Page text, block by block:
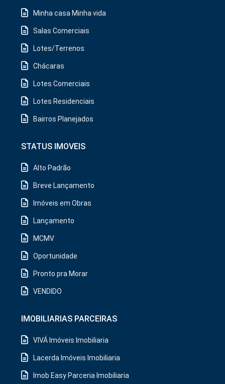
Minha casa Minha vida
Salas Comerciais
Lotes/Terrenos
Chácaras
Lotes Comerciais
Lotes Residenciais
Bairros Planejados
STATUS IMOVEIS
Alto Padrão
Breve Lançamento
Imóveis em Obras
Lançamento
MCMV
Oportunidade
Pronto pra Morar
VENDIDO
IMOBILIARIAS PARCEIRAS
VIVÁ Imóveis Imobiliaria
Lacerda Imóveis Imobiliaria
Imob Easy Parceria Imobiliaria